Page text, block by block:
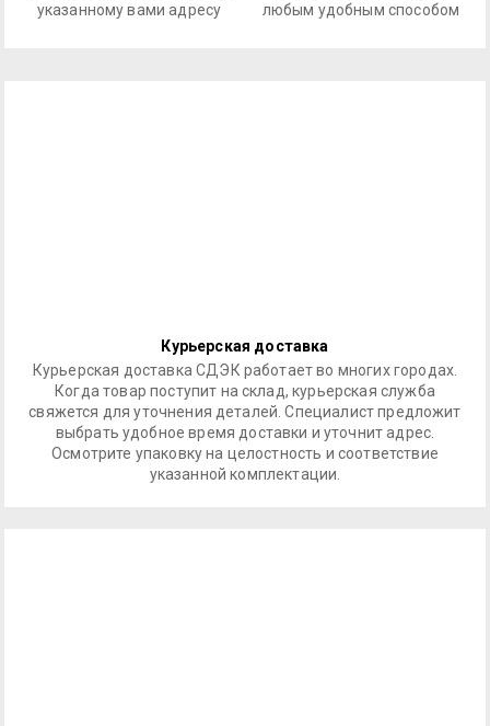
указанному вами адресу
любым удобным способом
Курьерская доставка
Курьерская доставка СДЭК работает во многих городах.
Когда товар поступит на склад, курьерская служба
свяжется для уточнения деталей. Специалист предложит
выбрать удобное время доставки и уточнит адрес.
Осмотрите упаковку на целостность и соответствие
указанной комплектации.